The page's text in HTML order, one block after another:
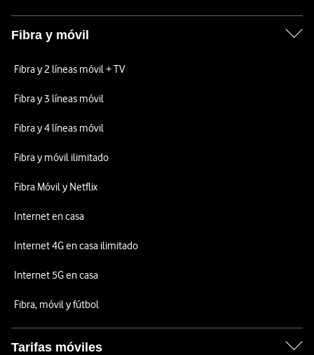
Fibra y móvil
Fibra y 2 líneas móvil + TV
Fibra y 3 líneas móvil
Fibra y 4 líneas móvil
Fibra y móvil ilimitado
Fibra Móvil y Netflix
Internet en casa
Internet 4G en casa ilimitado
Internet 5G en casa
Fibra, móvil y fútbol
Tarifas móviles